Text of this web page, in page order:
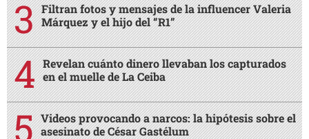
Filtran fotos y mensajes de la influencer Valeria
Márquez y el hijo del “R1”
Revelan cuánto dinero llevaban los capturados
en el muelle de La Ceiba
Videos provocando a narcos: la hipótesis sobre el
asesinato de César Gastélum